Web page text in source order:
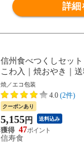
詳細
信州食べつくしセッ
こわ入｜焼おやき｜
焼／エコ包装
4.0 (2件)
クーポンあり
5,155円 送料込み
47
信寿食